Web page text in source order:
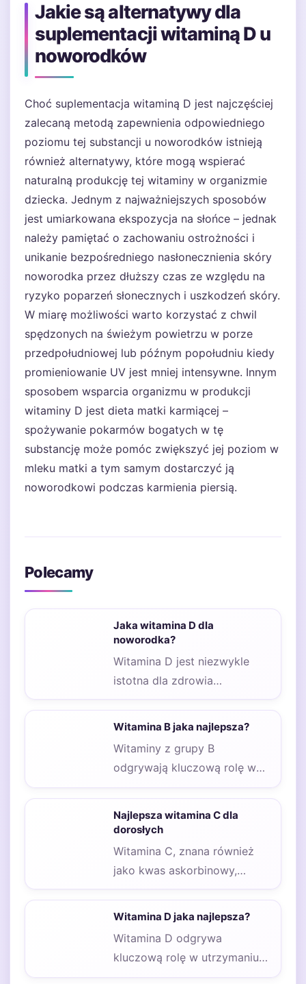
Jakie są alternatywy dla
suplementacji witaminą D u
noworodków
Choć suplementacja witaminą D jest najczęściej
zalecaną metodą zapewnienia odpowiedniego
poziomu tej substancji u noworodków istnieją
również alternatywy, które mogą wspierać
naturalną produkcję tej witaminy w organizmie
dziecka. Jednym z najważniejszych sposobów
jest umiarkowana ekspozycja na słońce – jednak
należy pamiętać o zachowaniu ostrożności i
unikanie bezpośredniego nasłonecznienia skóry
noworodka przez dłuższy czas ze względu na
ryzyko poparzeń słonecznych i uszkodzeń skóry.
W miarę możliwości warto korzystać z chwil
spędzonych na świeżym powietrzu w porze
przedpołudniowej lub późnym popołudniu kiedy
promieniowanie UV jest mniej intensywne. Innym
sposobem wsparcia organizmu w produkcji
witaminy D jest dieta matki karmiącej –
spożywanie pokarmów bogatych w tę
substancję może pomóc zwiększyć jej poziom w
mleku matki a tym samym dostarczyć ją
noworodkowi podczas karmienia piersią.
Polecamy
Jaka witamina D dla
noworodka?
Witamina D jest niezwykle
istotna dla zdrowia
noworodków, ponieważ
odgrywa kluczową rolę w
Witamina B jaka najlepsza?
Witaminy z grupy B
odgrywają kluczową rolę w
naszym organizmie,
metabolicznych…
Najlepsza witamina C dla
dorosłych
Witamina C, znana również
jako kwas askorbinowy,
odgrywa kluczową rolę w
wielu procesach
zachodzących…
Witamina D jaka najlepsza?
Witamina D odgrywa
kluczową rolę w utrzymaniu
zdrowia kości, ponieważ